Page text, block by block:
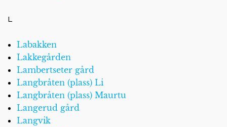
L
Labakken
Lakkegården
Lambertseter gård
Langbråten (plass) Li
Langbråten (plass) Maurtu
Langerud gård
Langvik